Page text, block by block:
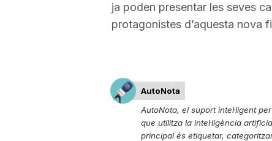
ja poden presentar les seves
protagonistes d’aquesta nova
AutoNota
AutoNota, el suport intel·ligent
que utilitza la intel·ligència
principal és etiquetar,